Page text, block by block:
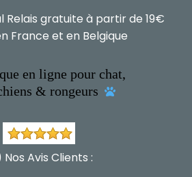
Relais gratuite à partir de 19€
France et en Belgique
en ligne pour chat,
& rongeurs

Avis Clients :